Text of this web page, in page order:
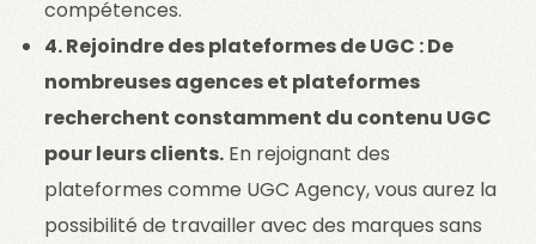
compétences.
4. Rejoindre des plateformes de UGC : De
nombreuses agences et plateformes
recherchent constamment du contenu UGC
pour leurs clients. En rejoignant des
plateformes comme UGC Agency, vous aurez la
possibilité de travailler avec des marques sans